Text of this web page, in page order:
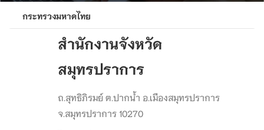
กระทรวงมหาดไทย
สำนักงานจังหวัด
สมุทรปราการ
ถ.สุทธิภิรมย์ ต.ปากน้ำ อ.เมืองสมุทรปราการ
จ.สมุทรปราการ 10270